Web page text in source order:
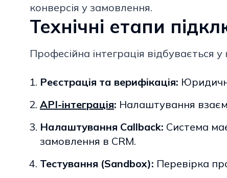
конверсія у замовлення.
Технічні етапи
Професійна інтеграція відбувається у
Реєстрація та верифікація:
API-інтеграція: Налаштування
Налаштування Callback: Система
замовлення в CRM.
Тестування (Sandbox): Перевірка